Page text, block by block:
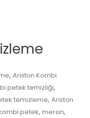
, Ariston Kombi
petek temizliği,
temizleme, Ariston
petek, mersin,